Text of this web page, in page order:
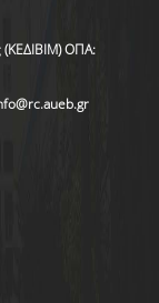
(ΚΕΔΙΒΙΜ) ΟΠΑ: